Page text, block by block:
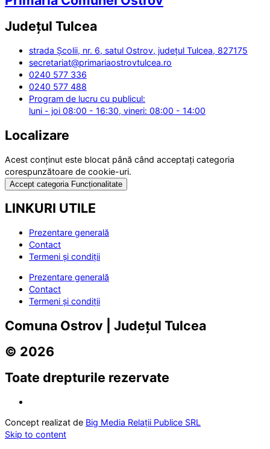
Județul Tulcea
strada Școlii, nr. 6, satul Ostrov, județul Tulcea, 827175
secretariat@primariaostrovtulcea.ro
0240 577 336
0240 577 488
Program de lucru cu publicul:
luni - joi 08:00 - 16:30, vineri: 08:00 - 14:00
Localizare
Acest conținut este blocat până când acceptați categoria
corespunzătoare de cookie-uri.
Accept categoria Funcționalitate
LINKURI UTILE
Prezentare generală
Contact
Termeni și condiții
Prezentare generală
Contact
Termeni și condiții
Comuna Ostrov | Județul Tulcea
© 2026
Toate drepturile rezervate
Concept realizat de Big Media Relații Publice SRL
Skip to content